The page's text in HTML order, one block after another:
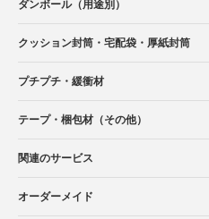
ダンボール（用途別）
クッション封筒 ・宅配袋 ・厚紙封筒
プチプチ・緩衝材
テープ・梱包材（その他）
関連のサービス
オーダーメイド